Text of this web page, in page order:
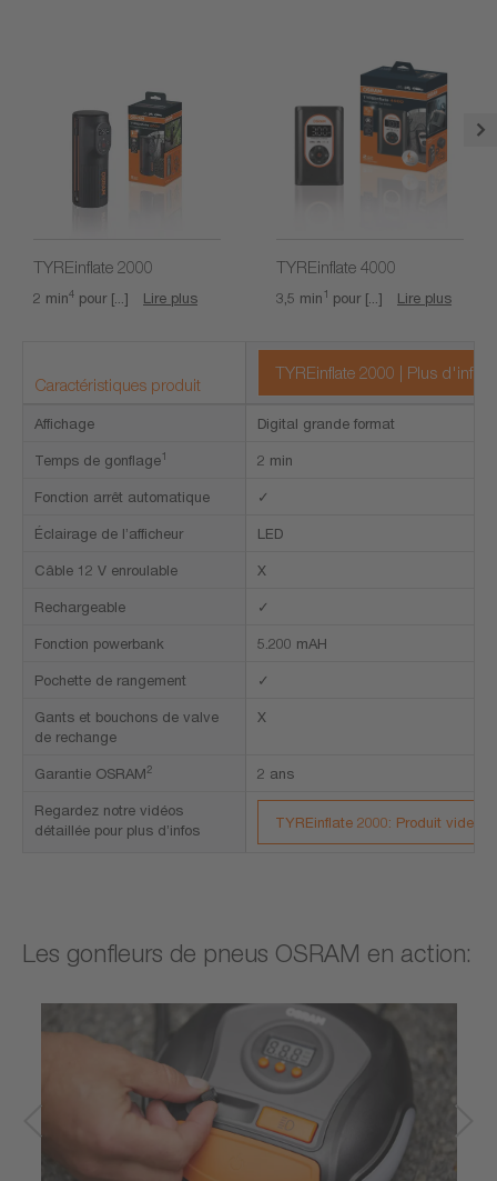
TYREinflate 2000
2 min4 pour [...] Lire plus
TYREinflate 4000
3,5 min1 pour [...] Lire plus
Caractéristiques produit
TYREinflate 2000 | Plus
Affichage Digital grande format
Temps de gonflage1 2 min
Fonction arrêt automatique ✓
Éclairage de l’afficheur LED
Câble 12 V enroulable X
Rechargeable ✓
Fonction powerbank 5.200 mAH
Pochette de rangement ✓
Gants et bouchons de valve
de rechange
X
Garantie OSRAM2 2 ans
Regardez notre vidéos
détaillée pour plus d’infos
TYREinflate 2000: Produit video
Les gonfleurs de pneus OSRAM en action: